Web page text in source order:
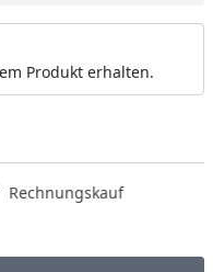
Produkt erhalten.
Rechnungskauf